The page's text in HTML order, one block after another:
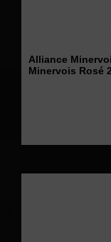
Alliance
Minervois Rosé